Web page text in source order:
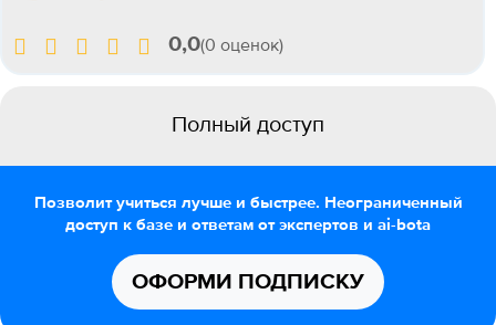
0,0(0 оценок)
Полный доступ
Позволит учиться лучше и быстрее. Неограниченный
доступ к базе и ответам от экспертов и ai-bota
ОФОРМИ ПОДПИСКУ